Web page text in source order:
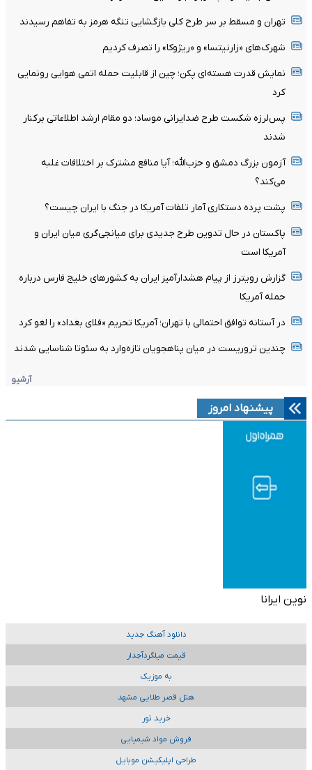
تهران و مسقط بر سر طرح کلی بازگشایی تنگه هرمز به تفاهم رسیدند
شهرک‌های «زارنیتسا» و «ریژوکا» را تصرف کردیم
نمایش قدرت هسته‌ای پکن؛ چین از قابلیت حمله اتمی هوایی رونمایی
کرد
پس‌لرزه شکست طرح ضدایرانی موساد؛ دو مقام ارشد اطلاعاتی برکنار
شدند
آزمون بزرگ دمشق و حزب‌الله؛ آیا منافع مشترک بر اختلافات غلبه
می‌کند؟
پشت پرده دستکاری آمار تلفات آمریکا در جنگ با ایران چیست؟
پاکستان در حال تدوین طرح جدیدی برای میانجی‌گری میان ایران و
آمریکا است
گزارش رویترز از پیام هشدارآمیز ایران به کشورهای خلیج فارس درباره
حمله آمریکا
در آستانه توافق احتمالی با تهران؛ آمریکا تحریم «فلای بغداد» را لغو کرد
چندین تروریست در میان پناهجویان تازه‌وارد به سئوتا شناسایی شدند
آرشیو
پیشنهاد امروز
نوین ایرانا
دانلود آهنگ جدید
قیمت میلگردآجدار
به موزیک
هتل قصر طلایی مشهد
خرید تور
فروش مواد شیمیایی
طراحی اپلیکیشن موبایل